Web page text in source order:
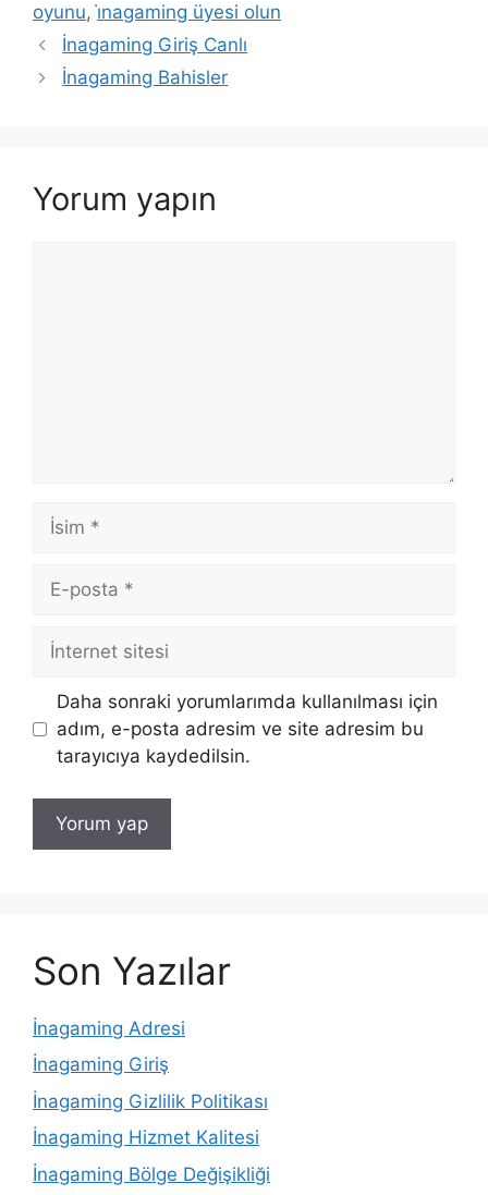
oyunu,i̇nagaming üyesi olun
İnagaming Giriş Canlı
İnagaming Bahisler
Yorum yapın
İsim
posta
İnternet
Daha sonraki yorumlarımda kullanılması için
adım, e-posta adresim ve site adresim bu
tarayıcıya kaydedilsin.
Son Yazılar
İnagaming Adresi
İnagaming Giriş
İnagaming Gizlilik Politikası
İnagaming Hizmet Kalitesi
İnagaming Bölge Değişikliği